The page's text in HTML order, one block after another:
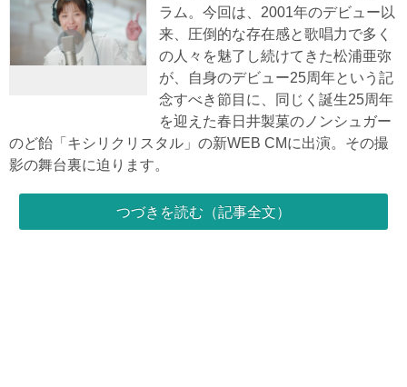
ラム。今回は、2001年のデビュー以
来、圧倒的な存在感と歌唱力で多く
の人々を魅了し続けてきた松浦亜弥
が、自身のデビュー25周年という記
念すべき節目に、同じく誕生25周年
を迎えた春日井製菓のノンシュガー
のど飴「キシリクリスタル」の新WEB CMに出演。その撮
影の舞台裏に迫ります。
つづきを読む（記事全文）